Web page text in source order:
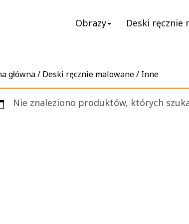
Obrazy Deski ręcznie
główna/ Deski ręcznie malowane/ Inne
Nie znaleziono produktów, których